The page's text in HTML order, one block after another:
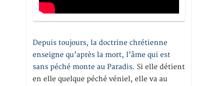
Depuis toujours, la doctrine chrétienne
enseigne qu’après la mort, l’âme qui est
sans péché monte au Paradis. Si elle détient
en elle quelque péché véniel, elle va au